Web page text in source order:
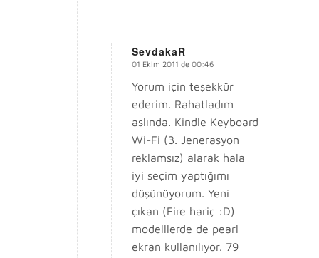
SevdakaR
says:
01 Ekim 2011 de 00:46
Yorum için teşekkür
ederim. Rahatladım
aslında. Kindle Keyboard
Wi-Fi (3. Jenerasyon
reklamsız) alarak hala
iyi seçim yaptığımı
düşünüyorum. Yeni
çıkan (Fire hariç :D)
modelllerde de pearl
ekran kullanılıyor. 79